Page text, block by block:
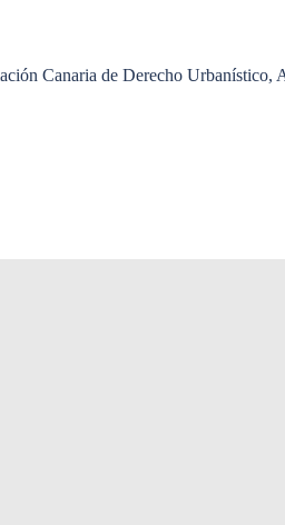
Canaria de Derecho Urbanístico,